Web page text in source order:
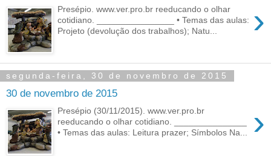
›
Presépio. www.ver.pro.br reeducando o olhar
cotidiano. ________________ • Temas das aulas:
Projeto (devolução dos trabalhos); Natu...
segunda-feira, 30 de novembro de 2015
30 de novembro de 2015
›
Presépio (30/11/2015). www.ver.pro.br
reeducando o olhar cotidiano. _______________
• Temas das aulas: Leitura prazer; Símbolos Na...